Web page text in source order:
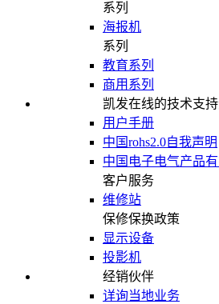
系列
海报机
系列
教育系列
商用系列
凯发在线的技术支
用户手册
中国rohs2.0自我声明
中国电子电气产品
客户服务
维修站
保修保换政策
显示设备
投影机
经销伙伴
详询当地业务